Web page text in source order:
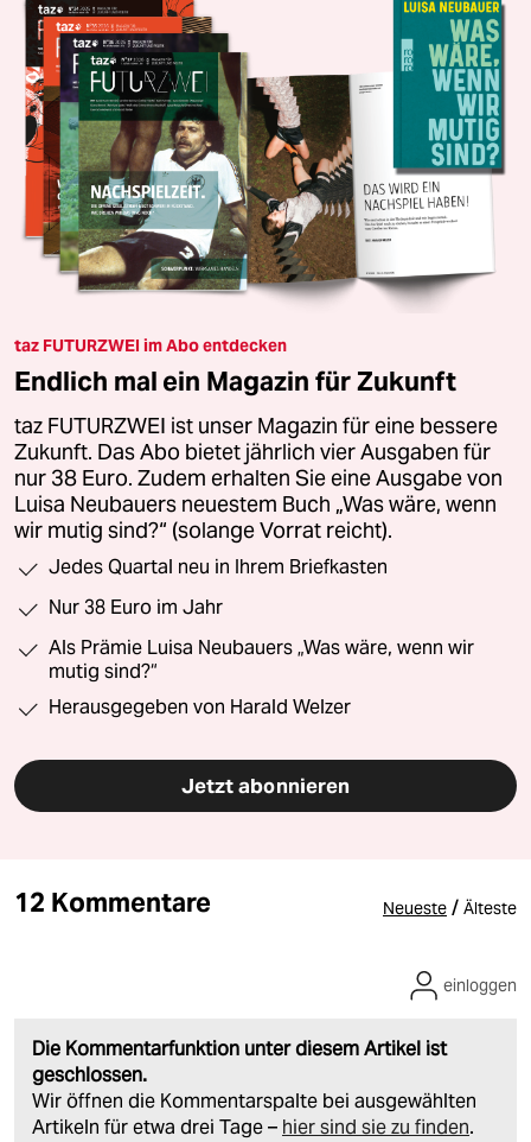
taz FUTURZWEI im Abo entdecken
Endlich mal ein Magazin für Zukunft
taz FUTURZWEI ist unser Magazin für eine bessere
Zukunft. Das Abo bietet jährlich vier Ausgaben für
nur 38 Euro. Zudem erhalten Sie eine Ausgabe von
Luisa Neubauers neuestem Buch „Was wäre, wenn
wir mutig sind?“ (solange Vorrat reicht).
Jedes Quartal neu in Ihrem Briefkasten
Nur 38 Euro im Jahr
Als Prämie Luisa Neubauers „Was wäre, wenn wir
mutig sind?“
Herausgegeben von Harald Welzer
Jetzt abonnieren
12 Kommentare Neueste / Älteste
Die Kommentarfunktion unter diesem Artikel ist
geschlossen.
Wir öffnen die Kommentarspalte bei ausgewählten
Artikeln für etwa drei Tage – hier sind sie zu finden.
einloggen